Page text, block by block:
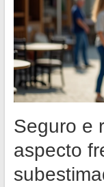
Seguro e
aspecto